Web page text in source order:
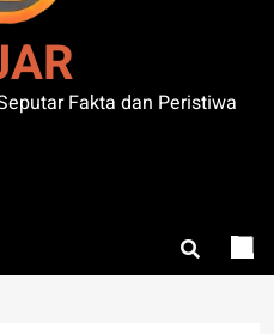
Fakta dan Peristiwa